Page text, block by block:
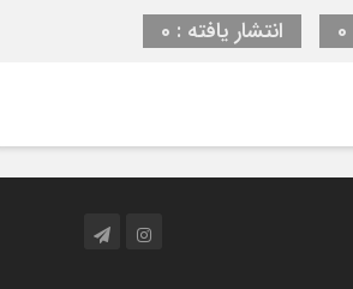
انتشار یافته : 0